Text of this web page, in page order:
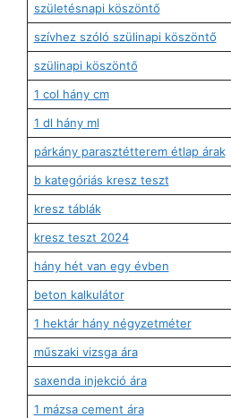
születésnapi köszöntő
szívhez szóló szülinapi köszöntő
szülinapi köszöntő
1 col hány cm
1 dl hány ml
párkány parasztétterem étlap árak
b kategóriás kresz teszt
kresz táblák
kresz teszt 2024
hány hét van egy évben
beton kalkulátor
1 hektár hány négyzetméter
műszaki vizsga ára
saxenda injekció ára
1 mázsa cement ára